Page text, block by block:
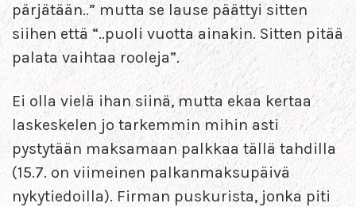
pärjätään..” mutta se lause päättyi sitten
siihen että “..puoli vuotta ainakin. Sitten pitää
palata vaihtaa rooleja”.
Ei olla vielä ihan siinä, mutta ekaa kertaa
laskeskelen jo tarkemmin mihin asti
pystytään maksamaan palkkaa tällä tahdilla
(15.7. on viimeinen palkanmaksupäivä
nykytiedoilla). Firman puskurista, jonka piti